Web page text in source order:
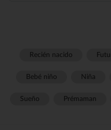
Recién nacido
Bebé niño Niña
Sueño Prémaman